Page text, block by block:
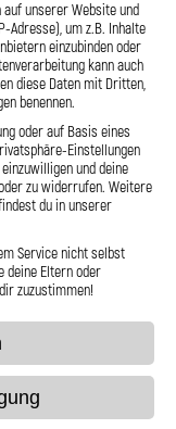
wie bei
Kosten und vermittelt
ausjustierbaren,
drallfreie und
oder anbaufertiges
präzise gefertigt. Mit
Kfz-Leitungen GmbH
höchste Sicherheit
Gummi“
unserer Website und
Adresse), um z.B. Inhalte
einzubinden oder
kann auch
diese Daten mit Dritten,
benennen.
oder auf Basis eines
Einstellungen
und deine
zu widerrufen. Weitere
du in unserer
Service nicht selbst
deine Eltern oder
zuzustimmen!